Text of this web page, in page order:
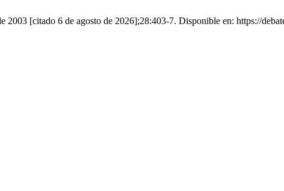
2003 [citado 6 de agosto de 2026];28:403-7. Disponible en: https://